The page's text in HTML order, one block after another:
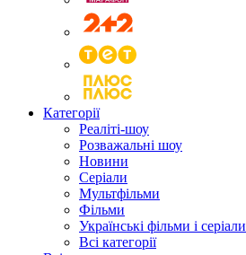
Категорії
Реаліті-шоу
Розважальні шоу
Новини
Серіали
Мультфільми
Фільми
Українські фільми і серіали
Всі категорії